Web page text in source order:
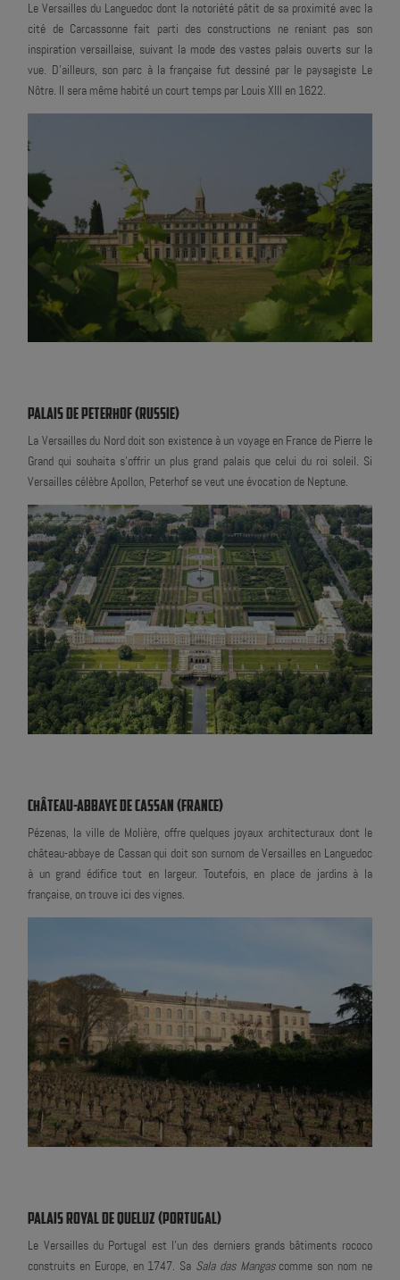
Le Versailles du Languedoc dont la notoriété pâtit de sa proximité avec la
cité de Carcassonne fait parti des constructions ne reniant pas son
inspiration versaillaise, suivant la mode des vastes palais ouverts sur la
vue. D'ailleurs, son parc à la française fut dessiné par le paysagiste Le
Nôtre. Il sera même habité un court temps par Louis XIII en 1622.
PALAIS DE PETERHOF (RUSSIE)
La Versailles du Nord doit son existence à un voyage en France de Pierre le
Grand qui souhaita s'offrir un plus grand palais que celui du roi soleil. Si
Versailles célèbre Apollon, Peterhof se veut une évocation de Neptune.
CHÂTEAU-ABBAYE DE CASSAN (FRANCE)
Pézenas, la ville de Molière, offre quelques joyaux architecturaux dont le
château-abbaye de Cassan qui doit son surnom de Versailles en Languedoc
à un grand édifice tout en largeur. Toutefois, en place de jardins à la
française, on trouve ici des vignes.
PALAIS ROYAL DE QUELUZ (PORTUGAL)
Le Versailles du Portugal est l'un des derniers grands bâtiments rococo
construits en Europe, en 1747. Sa Sala das Mangascomme son nom ne